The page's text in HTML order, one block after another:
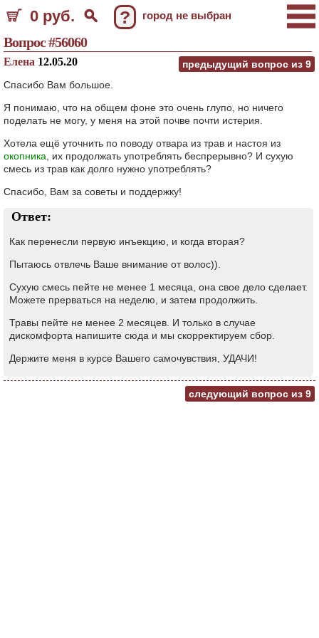
0 руб. ? город не выбран
Вопрос #56060
предыдущий вопрос из 9
Елена 12.05.20
Спасибо Вам большое.
Я понимаю, что на общем фоне это очень глупо, но ничего
поделать не могу, у меня на этой почве почти истерия.
Хотела ещё уточнить по поводу отвара из трав и настоя из
окопника , их продолжать употреблять беспрерывно? И сухую
смесь из трав как долго нужно употреблять?
Спасибо, Вам за советы и поддержку!
Ответ:
Как перенесли первую инъекцию, и когда вторая?
Пытаюсь отвлечь Ваше внимание от волос)).
Сухую смесь пейте не менее 1 месяца, она свое дело сделает.
Можете прерваться на неделю, и затем продолжить.
Травы пейте не менее 2 месяцев. И только в случае
дискомфорта напишите сюда и мы скорректируем сбор.
Держите меня в курсе Вашего самочувствия, УДАЧИ!
следующий вопрос из 9